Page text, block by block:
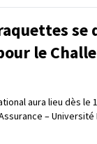
se
le
aura lieu dès le
– Université